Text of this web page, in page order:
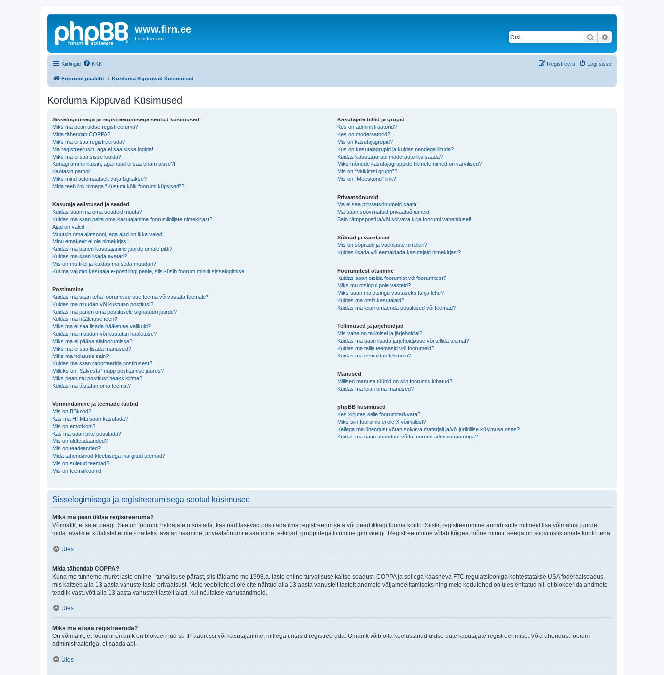
www.firn.ee
Firni foorum Otsi
Kiirlingid KKK Logi sisse
Registreeru
Foorumi pealeht Korduma Kippuvad Küsimused
Korduma Kippuvad Küsimused
Sisselogimisega ja registreerumisega seotud küsimused
Miks ma pean üldse registreeruma?
Mida tähendab COPPA?
Miks ma ei saa registreeruda?
Ma registreerusin, aga ei saa sisse logida!
Miks ma ei saa sisse logida?
Kunagi ammu liitusin, aga nüüd ei saa enam sisse?!
Kaotasin parooli!
Miks mind automaatselt välja logitakse?
Mida teeb link nimega “Kustuta kõik foorumi küpsised”?
Kasutaja eelistused ja seaded
Kuidas saan ma oma seadeid muuta?
Kuidas ma saan peita oma kasutajanime foorumilolijate nimekirjast?
Ajad on valed!
Muutsin oma ajatsooni, aga ajad on ikka valed!
Minu emakeelt ei ole nimekirjas!
Kuidas ma panen kasutajanime juurde omale pildi?
Kuidas ma saan lisada avatari?
Mis on mu tiitel ja kuidas ma seda muudan?
Kui ma vajutan kasutaja e-posti lingi peale, siis küsib foorum minult sisselogimise.
Postitamine
Kuidas ma saan teha foorumisse uue teema või vastata teemale?
Kuidas ma muudan või kustutan postitusi?
Kuidas ma panen oma postitusele signatuuri juurde?
Kuidas ma hääletuse teen?
Miks ma ei saa lisada hääletuse valikuid?
Kuidas ma muudan või kustutan hääletuse?
Miks ma ei pääse alafoorumisse?
Miks ma ei saa lisada manuseid?
Miks ma hoiatuse sain?
Kuidas ma saan raporteerida postitusest?
Milleks on “Salvesta” nupp postitamise juures?
Miks peab mu postitust heaks kiitma?
Kuidas ma tõstatan oma teemat?
Vormindamine ja teemade tüübid
Mis on BBkood?
Kas ma HTMLi saan kasutada?
Mis on emotikoni?
Kas ma saan pilte postitada?
Mis on üldteadaanded?
Mis on teadeanded?
Mida tähendavad kleebisega märgitud teemad?
Mis on suletud teemad?
Mis on teemaikoonid
Kasutajate tiitlid ja grupid
Kes on administraatorid?
Kes on moderaatorid?
Mis on kasutajagrupid?
Kus on kasutajagrupid ja kuidas nendega liituda?
Kuidas kasutajagrupi moderaatoriks saada?
Miks mõnede kasutajagruppide liikmete nimed on värvilised?
Mis on “Vaikimisi grupp”?
Mis on “Meeskond” link?
Privaatsõnumid
Ma ei saa privaatsõnumeid saata!
Ma saan soovimatuid privaatsõnumeid!
Sain rämpsposti ja/või solvava kirja foorumi vahendusel!
Sõbrad ja vaenlased
Mis on sõprade ja vaenlaste nimekiri?
Kuidas lisada või eemaldada kasutajaid nimekirjast?
Foorumitest otsimine
Kuidas saan otsida foorumist või foorumitest?
Miks mu otsingul pole vasteid?
Miks saan ma otsingu vastuseks tühja lehe?
Kuidas ma otsin kasutajaid?
Kuidas ma leian omaenda postitused või teemad?
Tellimused ja järjehoidjad
Mis vahe on tellimisel ja järjehoidjal?
Kuidas ma saan lisada järjehoidjasse või tellida teemat?
Kuidas ma tellin teemasid või foorumeid?
Kuidas ma eemaldan tellimusi?
Manused
Millised manuse tüübid on siin foorumis lubatud?
Kuidas ma leian oma manused?
phpBB küsimused
Kes kirjutas selle foorumitarkvara?
Miks siin foorumis ei ole X võimalust?
Kellega ma ühendust võtan solvava materjali ja/või juriidilise küsimuse osas?
Kuidas ma saan ühendust võtta foorumi administraatoriga?
Sisselogimisega ja registreerumisega seotud küsimused
Miks ma pean üldse registreeruma?
Võimalik, et sa ei peagi. See on foorumi haldajate otsustada, kas nad lasevad postitada ilma registreerimiseta või pead ikkagi looma konto. Siiski; registreerumine annab sulle mitmeid lisa võimalusi juurde,
mida tavalistel külalistel ei ole - näiteks: avatari lisamine, privaatsõnumite saatmine, e-kirjad, gruppidega liitumine jpm veelgi. Registreerumine võtab kõigest mõne minuti, seega on soovituslik omale konto teha.
Üles
Mida tähendab COPPA?
Kuna me tunneme muret laste online - turvalisuse pärast, siis täidame me 1998.a. laste online turvalisuse kaitse seadust. COPPA ja sellega kaasneva FTC regulatsiooniga kehtestatakse USA föderaalseadus,
mis kaitseb alla 13 aasta vanuste laste privaatsust. Meie veebileht ei ole ette nähtud alla 13 aasta vanustelt lastelt andmete väljameelitamiseks ning meie kodulehed on üles ehitatud nii, et blokeerida andmete
teadlik vastuvõtt alla 13 aasta vanustelt lastelt alati, kui nõutakse vanusandmeid.
Üles
Miks ma ei saa registreeruda?
On võimalik, et foorumi omanik on blokeerinud su IP aadressi või kasutajanime, millega üritasid registreeruda. Omanik võib olla keelustanud üldse uute kasutajate registreerimise. Võta ühendust foorum
administraatoriga, et saada abi.
Üles